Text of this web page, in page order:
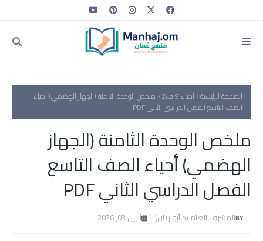
الصفحة الرئيسية أحياء 9 ف2
ملخص الوحدة الثامنة (الجهاز الهضمي) أحياء
الصف التاسع الفصل الدراسي الثاني PDF
ملخص الوحدة الثامنة (الجهاز
الهضمي) أحياء الصف التاسع
الفصل الدراسي الثاني PDF
المشرف العام (د.أبو ريان) أبريل 03, 2026